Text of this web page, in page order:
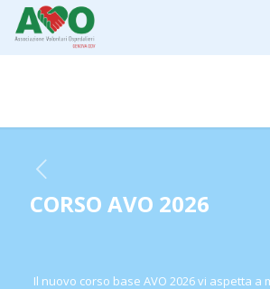
CORSO AVO 2026
Il nuovo corso base AVO 2026 vi aspetta a